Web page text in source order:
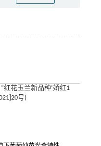
红花玉兰新品种‘娇红1
号)